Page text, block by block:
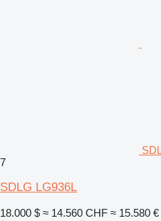
7
SDLG LG936L
18.000 $ ≈ 14.560 CHF ≈ 15.580 €